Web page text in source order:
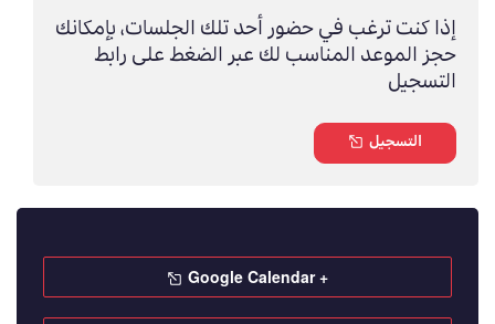
إذا كنت ترغب في حضور أحد تلك الجلسات، بإمكانك
حجز الموعد المناسب لك عبر الضغط على رابط
التسجيل
التسجيل
+ Google Calendar